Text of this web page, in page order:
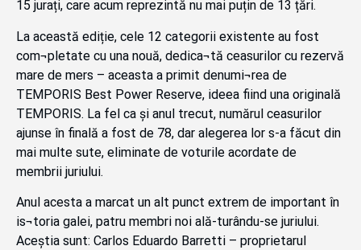
15 jurați, care acum reprezintă nu mai puțin de 13 țări.
La această ediție, cele 12 categorii existente au fost
com¬pletate cu una nouă, dedica¬tă ceasurilor cu rezervă
mare de mers – aceasta a primit denumi¬rea de
TEMPORIS Best Power Reserve, ideea fiind una originală
TEMPORIS. La fel ca și anul trecut, numărul ceasurilor
ajunse în finală a fost de 78, dar alegerea lor s-a făcut din
mai multe sute, eliminate de voturile acordate de
membrii juriului.
Anul acesta a marcat un alt punct extrem de important în
is¬toria galei, patru membri noi ală-turându-se juriului.
Aceștia sunt: Carlos Eduardo Barretti – proprietarul